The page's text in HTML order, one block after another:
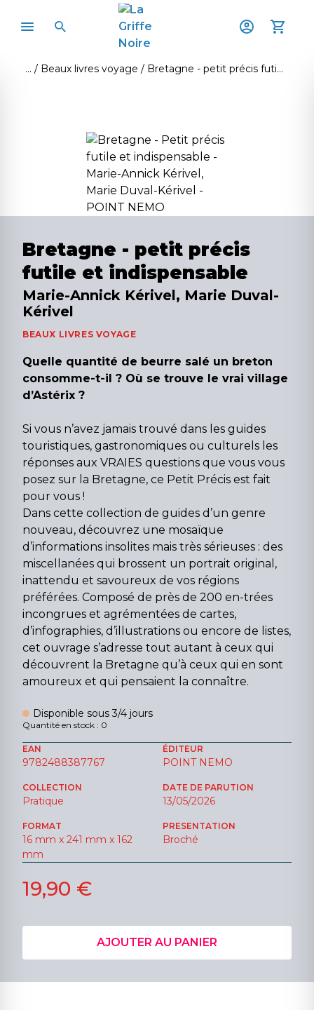
Beaux livres voyage Bretagne - petit précis futile et indispensable
Bretagne - petit précis
futile et indispensable
Marie-Annick Kérivel, Marie Duval-
Kérivel
BEAUX LIVRES VOYAGE
Quelle quantité de beurre salé un breton
consomme-t-il ? Où se trouve le vrai village
d’Astérix ?
Si vous n’avez jamais trouvé dans les guides
touristiques, gastronomiques ou culturels les
réponses aux VRAIES questions que vous vous
posez sur la Bretagne, ce Petit Précis est fait
pour vous !
Dans cette collection de guides d’un genre
nouveau, découvrez une mosaïque
d’informations insolites mais très sérieuses : des
miscellanées qui brossent un portrait original,
inattendu et savoureux de vos régions
préférées. Composé de près de 200 en-trées
incongrues et agrémentées de cartes,
d’infographies, d’illustrations ou encore de listes,
cet ouvrage s’adresse tout autant à ceux qui
découvrent la Bretagne qu’à ceux qui en sont
amoureux et qui pensaient la connaître.
Disponible sous 3/4 jours
Quantité en stock : 0
EAN
9782488387767
ÉDITEUR
POINT NEMO
COLLECTION
Pratique
DATE DE PARUTION
13/05/2026
FORMAT
16 mm x 241 mm x 162
mm
PRESENTATION
Broché
19,90 €
AJOUTER AU PANIER